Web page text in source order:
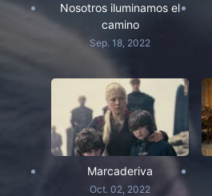
Nosotros iluminamos el
camino
Sep. 18, 2022
Marcaderiva
Oct. 02, 2022